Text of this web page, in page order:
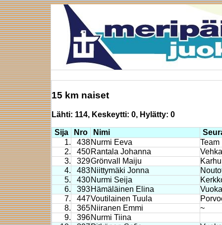
15 km naiset
Lähti: 114, Keskeytti: 0, Hylätty: 0
Sija Nro Nimi
1.
438Nurmi Eeva
Team
2.
450Rantala Johanna
3.
329Grönvall Maiju
4.
483Niittymäki Jonna
5.
430Nurmi Seija
6.
393Hämäläinen Elina
7.
447Voutilainen Tuula
8.
365Niiranen Emmi
~
9.
396Nurmi Tiina